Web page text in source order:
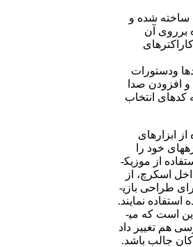
ساخته شده و
بر­روی آن
و­دستورات
و افزودن صدا
انتخاب
از ابزارهای
خود را
طراحی نموده و به جای استفاده از موزیک­
اسکرچ، از
صداهای ضبط شده خود برای طراحی بازی­
نمایند.
از ویژگی­های مهم اسکرچ این است که می­
هم تغییر داد
جالب باشد.